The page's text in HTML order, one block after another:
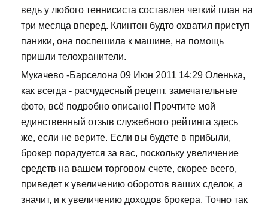
ведь у любого теннисиста составлен четкий план на
три месяца вперед. Клинтон будто охватил приступ
паники, она поспешила к машине, на помощь
пришли телохранители.
Мукачево -Барселона 09 Июн 2011 14:29 Оленька,
как всегда - расчудесный рецепт, замечательные
фото, всё подробно описано! Прочтите мой
единственный отзыв служебного рейтинга здесь
же, если не верите. Если вы будете в прибыли,
брокер порадуется за вас, поскольку увеличение
средств на вашем торговом счете, скорее всего,
приведет к увеличению оборотов ваших сделок, а
значит, и к увеличению доходов брокера. Точно так